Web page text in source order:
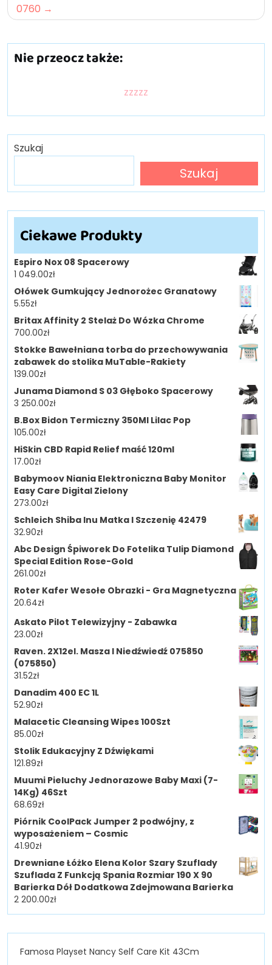
0760
Nie przeocz także:
zzzzz
Szukaj
Szukaj
Ciekawe Produkty
Espiro Nox 08 Spacerowy
1 049.00zł
Ołówek Gumkujący Jednorożec Granatowy
5.55zł
Britax Affinity 2 Stelaż Do Wózka Chrome
700.00zł
Stokke Bawełniana torba do przechowywania
zabawek do stolika MuTable-Rakiety
139.00zł
Junama Diamond S 03 Głęboko Spacerowy
3 250.00zł
B.Box Bidon Termiczny 350Ml Lilac Pop
105.00zł
HiSkin CBD Rapid Relief maść 120ml
17.00zł
Babymoov Niania Elektroniczna Baby Monitor
Easy Care Digital Zielony
273.00zł
Schleich Shiba Inu Matka I Szczenię 42479
32.90zł
Abc Design Śpiworek Do Fotelika Tulip Diamond
Special Edition Rose-Gold
261.00zł
Roter Kafer Wesołe Obrazki - Gra Magnetyczna
20.64zł
Askato Pilot Telewizyjny - Zabawka
23.00zł
Raven. 2X12el. Masza I Niedźwiedź 075850
(075850)
31.52zł
Danadim 400 EC 1L
52.90zł
Malacetic Cleansing Wipes 100Szt
85.00zł
Stolik Edukacyjny Z Dźwiękami
121.89zł
Muumi Pieluchy Jednorazowe Baby Maxi (7-
14Kg) 46Szt
68.69zł
Piórnik CoolPack Jumper 2 podwójny, z
wyposażeniem – Cosmic
41.90zł
Drewniane Łóżko Elena Kolor Szary Szuflady
Szuflada Z Funkcją Spania Rozmiar 190 X 90
Barierka Dół Dodatkowa Zdejmowana Barierka
2 200.00zł
Famosa Playset Nancy Self Care Kit 43Cm